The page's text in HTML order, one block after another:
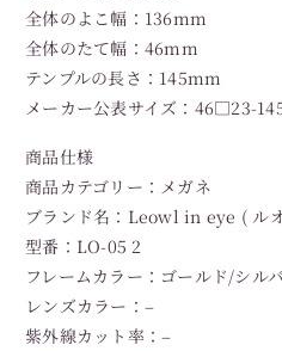
全体のよこ幅：136mm
全体のたて幅：46mm
テンプルの長さ：145mm
メーカー公表サイズ：46□23-
商品仕様
商品カテゴリー：メガネ
ブランド名：Leowl in eye ( ル
型番：LO-05 2
フレームカラー：ゴールド/シル
レンズカラー：–
紫外線カット率：–